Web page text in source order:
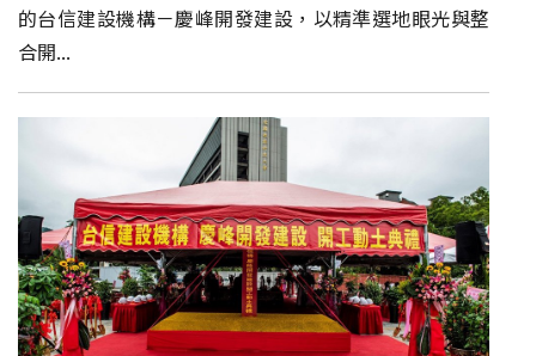
的台信建設機構－慶峰開發建設，以精準選地眼光與整
合開...